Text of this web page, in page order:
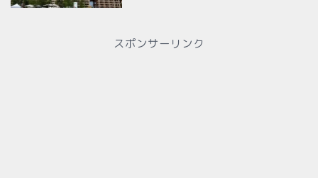
スポンサーリンク